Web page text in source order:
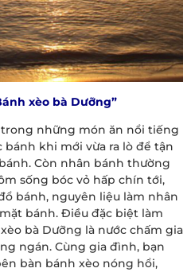
xèo bà Dưỡng”
những món ăn nổi tiếng
khi mới vừa ra lò để tận
Còn nhân bánh thường
sống bóc vỏ hấp chín tới,
bánh, nguyên liệu làm nhân
bánh. Điều đặc biệt làm
bà Dưỡng là nước chấm gia
ngán. Cùng gia đình, bạn
bàn bánh xèo nóng hổi,